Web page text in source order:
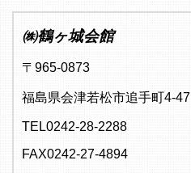
㈱鶴ヶ城会館
〒965-0873
福島県会津若松市追手町4-47
TEL0242-28-2288
FAX0242-27-4894